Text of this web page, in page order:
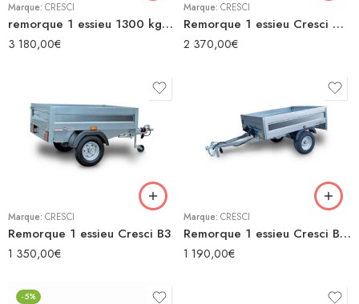
Marque: CRESCI
remorque 1 essieu 1300 kg Cresci A9L
3 180,00€
Marque: CRESCI
Remorque 1 essieu Cresci A6LA
2 370,00€
Marque: CRESCI
Remorque 1 essieu Cresci B3
1 350,00€
Marque: CRESCI
Remorque 1 essieu Cresci B3 S.F.
1 190,00€
-5%